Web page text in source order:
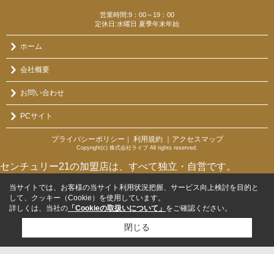
営業時間:9：00～19：00
定休日:水曜日 夏季年末年始
ホーム
会社概要
お問い合わせ
PCサイト
プライバシーポリシー ｜ 利用規約 ｜アクセスマップ
Copyright(c) 株式会社ライブ All rights reserved.
センチュリー21の加盟店は、すべて独立・自営です。
当サイトでは、お客様の当サイト利用状況把握、サービス向上検討を目的と
して、クッキー（Cookie）を使用しています。
詳しくは、当社の 「Cookieの取扱いについて」 をご確認ください。
閉じる